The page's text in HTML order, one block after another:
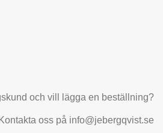
och vill lägga en beställning?
Kontakta oss på info@jebergqvist.se